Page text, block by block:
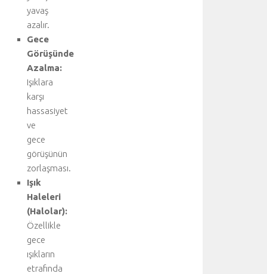
yavaş
azalır.
Gece
Görüşünde
Azalma:
Işıklara
karşı
hassasiyet
ve
gece
görüşünün
zorlaşması.
Işık
Haleleri
(Halolar):
Özellikle
gece
ışıkların
etrafında